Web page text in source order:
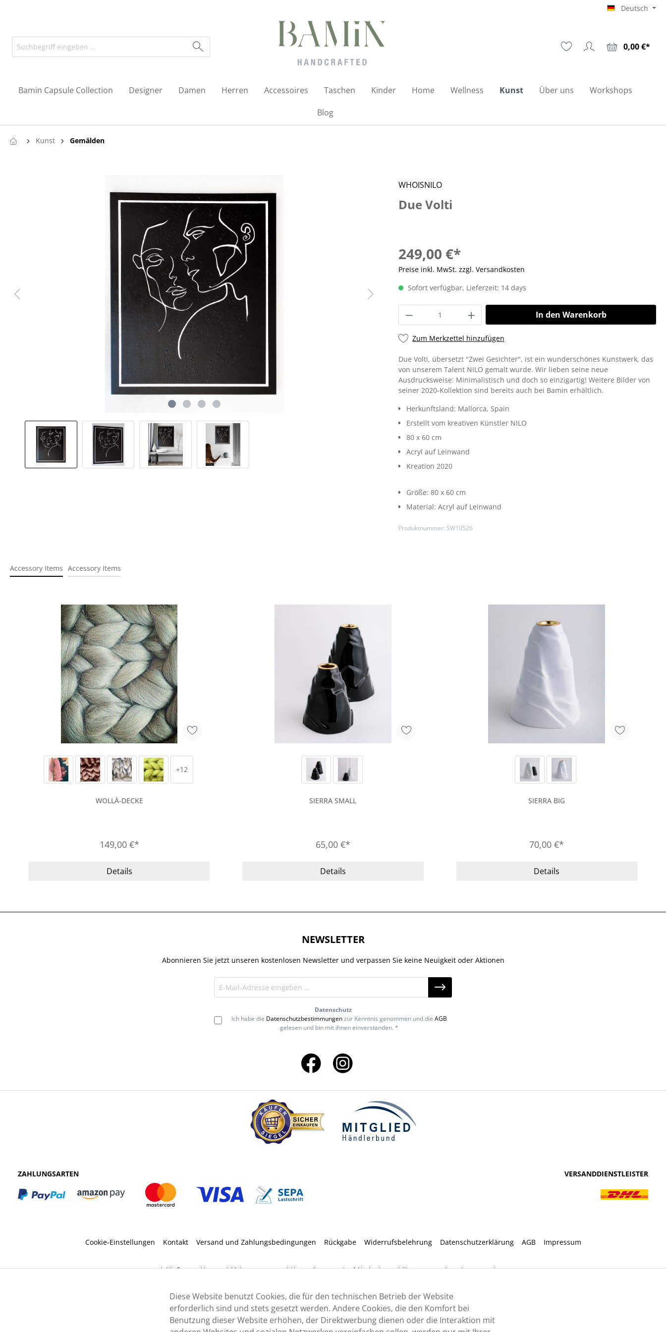
Deutsch
0,00 €*
Bamin Capsule Collection Designer Damen Herren Accessoires Taschen Kinder Home Wellness Kunst Über uns Workshops
Blog
Kunst Gemälden
WHOISNILO
Due Volti
249,00 €*
Preise inkl. MwSt. zzgl. Versandkosten
Sofort verfügbar, Lieferzeit: 14 days
In den Warenkorb
Zum Merkzettel hinzufügen
Due Volti, übersetzt "Zwei Gesichter", ist ein wunderschönes Kunstwerk, das
von unserem Talent NILO gemalt wurde. Wir lieben seine neue
Ausdrucksweise: Minimalistisch und doch so einzigartig! Weitere Bilder von
seiner 2020-Kollektion sind bereits auch bei Bamin erhältlich.
Herkunftsland: Mallorca, Spain
Erstellt vom kreativen Künstler NILO
80 x 60 cm
Acryl auf Leinwand
Kreation 2020
Größe: 80 x 60 cm
Material: Acryl auf Leinwand
Produktnummer: SW10526
Accessory Items Accessory Items
+12
WOLLÀ-DECKE
149,00 €*
Details
SIERRA SMALL
65,00 €*
Details
SIERRA BIG
70,00 €*
Details
NEWSLETTER
Abonnieren Sie jetzt unseren kostenlosen Newsletter und verpassen Sie keine Neuigkeit oder Aktionen
Datenschutz
Ich habe die Datenschutzbestimmungenzur Kenntnis genommen und die AGB
gelesen und bin mit ihnen einverstanden. *
ZAHLUNGSARTEN VERSANDDIENSTLEISTER
Cookie-Einstellungen Kontakt Versand und Zahlungsbedingungen Rückgabe Widerrufsbelehrung Datenschutzerklärung AGB Impressum
* Alle Preise inkl. gesetzl. Mehrwertsteuer zzgl.Versandkostenund ggf. Nachnahmegebühren, wenn nicht anders angegeben.
Diese Website benutzt Cookies, die für den technischen Betrieb der Website
erforderlich sind und stets gesetzt werden. Andere Cookies, die den Komfort bei
Benutzung dieser Website erhöhen, der Direktwerbung dienen oder die Interaktion mit